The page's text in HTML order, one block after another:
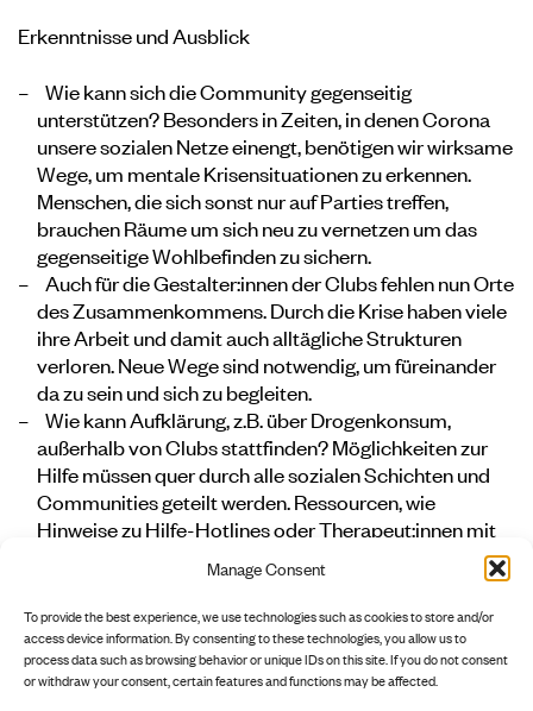
Manage Consent
To provide the best experience, we use technologies such as cookies to store and/or
access device information. By consenting to these technologies, you allow us to
process data such as browsing behavior or unique IDs on this site. If you do not consent
or withdraw your consent, certain features and functions may be affected.
Erkenntnisse und Ausblick
Wie kann sich die Community gegenseitig
unterstützen? Besonders in Zeiten, in denen Corona
unsere sozialen Netze einengt, benötigen wir wirksame
Wege, um mentale Krisensituationen zu erkennen.
Menschen, die sich sonst nur auf Parties treffen,
brauchen Räume um sich neu zu vernetzen um das
gegenseitige Wohlbefinden zu sichern.
Auch für die Gestalter:innen der Clubs fehlen nun Orte
des Zusammenkommens. Durch die Krise haben viele
ihre Arbeit und damit auch alltägliche Strukturen
verloren. Neue Wege sind notwendig, um füreinander
da zu sein und sich zu begleiten.
Wie kann Aufklärung, z.B. über Drogenkonsum,
außerhalb von Clubs stattfinden? Möglichkeiten zur
Hilfe müssen quer durch alle sozialen Schichten und
Communities geteilt werden. Ressourcen, wie
Hinweise zu Hilfe-Hotlines oder Therapeut:innen mit
einer Nähe zur Clubkultur, könnten auf Social Media
bereitgestellt werden, solange dies auf Parties nicht
möglich ist.